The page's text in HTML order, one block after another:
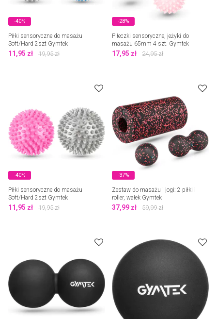
-40%
Piłki sensoryczne do masażu
Soft/Hard 2szt Gymtek
11,95 zł 19,95zł
-28%
Piłeczki sensoryczne, jeżyki do
masażu 65mm 4 szt. Gymtek
17,95 zł 24,95zł
-40%
Piłki sensoryczne do masażu
Soft/Hard 2szt Gymtek
11,95 zł 19,95zł
-37%
Zestaw do masażu i jogi: 2 piłki i
roller, wałek Gymtek
37,99 zł 59,99zł